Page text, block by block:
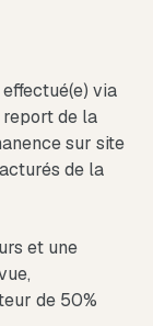
via
report de la
sur site
de la
et une
de 50%